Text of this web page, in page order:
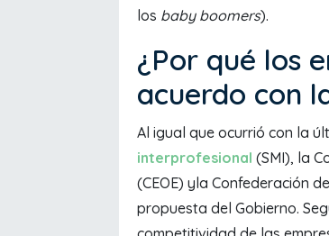
los baby boomers).
¿Por qué los
acuerdo con
Al igual que ocurrió con la
interprofesional (SMI), la
(CEOE) yla Confederación
propuesta del Gobierno.